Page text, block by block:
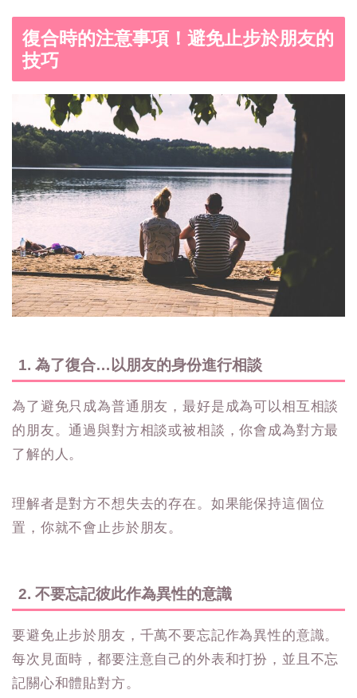
復合時的注意事項！避免止步於朋友的
技巧
1. 為了復合…以朋友的身份進行相談
為了避免只成為普通朋友，最好是成為可以相互相談
的朋友。通過與對方相談或被相談，你會成為對方最
了解的人。
理解者是對方不想失去的存在。如果能保持這個位
置，你就不會止步於朋友。
2. 不要忘記彼此作為異性的意識
要避免止步於朋友，千萬不要忘記作為異性的意識。
每次見面時，都要注意自己的外表和打扮，並且不忘
記關心和體貼對方。